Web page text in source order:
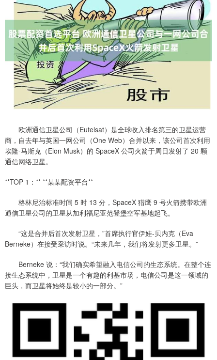
欧洲通信卫星公司（Eutelsat）是全球收入排名第三的卫星运营
商，自去年与英国一网公司（One Web）合并以来，该公司首次利用
埃隆-马斯克（Elon Musk）的 SpaceX 公司火箭于周日发射了 20 颗
通信网络卫星。
**TOP 1：** **某某配资平台**
格林尼治标准时间 5 时 13 分，SpaceX 猎鹰 9 号火箭携带欧洲
通信卫星公司的卫星从加利福尼亚范登堡空军基地起飞。
“这是合并后首次发射卫星，”首席执行官伊娃-贝内克（Eva
Berneke）在接受采访时说。“未来几年，我们将发射更多卫星。”
Berneke 说：“我们确实希望融入电信公司的生态系统。在整个连
接生态系统中，卫星是一个有趣的利基市场，电信公司是这一领域的
巨头，而卫星将始终是较小的一部分。”